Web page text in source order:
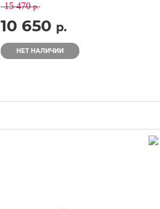
15 470р.
10 650 р.
НЕТ НАЛИЧИИ